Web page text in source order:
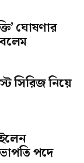
ঘোষণার
সিরিজ নিয়ে
পদে